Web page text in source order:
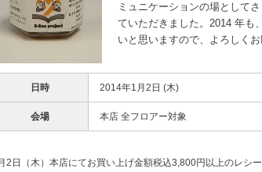
ミュニケーションの場として
ていただきました。2014 年も
いと思いますので、よろしくお
日時 2014年1月2日 (木)
会場 本店 全フロアー対象
2日（木）本店にてお買い上げ金額税込3,800円以上のレシ